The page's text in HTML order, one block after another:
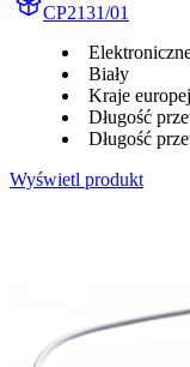
CP2131/01
Biały
Kraje
Długość
Długość
Wyświetl produkt